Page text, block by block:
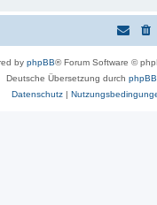
by phpBB® Forum Software ©
Deutsche Übersetzung durch
Datenschutz|